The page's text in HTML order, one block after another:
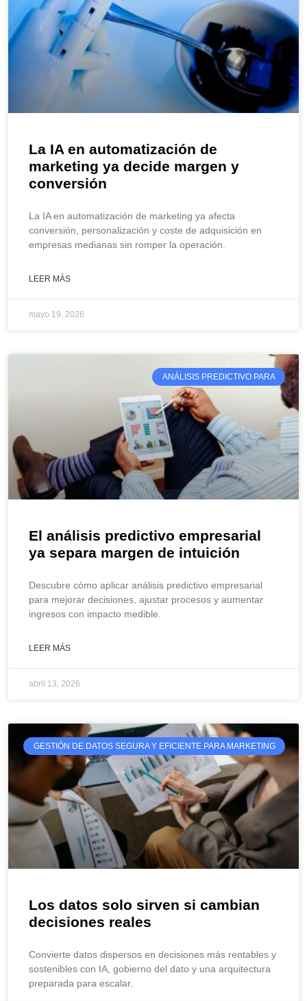
La IA en automatización de
marketing ya decide margen y
conversión
La IA en automatización de marketing ya afecta
conversión, personalización y coste de adquisición en
empresas medianas sin romper la operación.
LEER MÁS
mayo 19, 2026
ANÁLISIS PREDICTIVO PARA
El análisis predictivo empresarial
ya separa margen de intuición
Descubre cómo aplicar análisis predictivo empresarial
para mejorar decisiones, ajustar procesos y aumentar
ingresos con impacto medible.
LEER MÁS
abril 13, 2026
GESTIÓN DE DATOS SEGURA Y EFICIENTE PARA MARKETING
Los datos solo sirven si cambian
decisiones reales
Convierte datos dispersos en decisiones más rentables y
sostenibles con IA, gobierno del dato y una arquitectura
preparada para escalar.